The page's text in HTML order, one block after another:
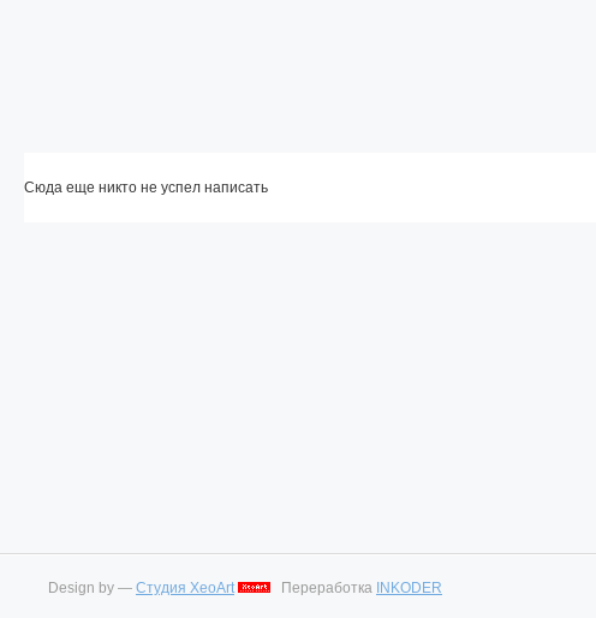
Сюда еще никто не успел написать
Design by — Студия XeoArt Переработка INKODER